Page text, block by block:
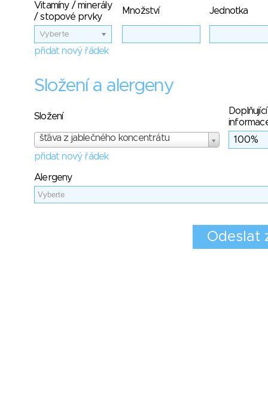
Vitamíny / minerály
/ stopové prvky
Množství Jednotka
Vyberte
přidat nový řádek
Složení a alergeny
Složení
Doplňující
šťáva z jablečného koncentrátu
přidat nový řádek
Alergeny